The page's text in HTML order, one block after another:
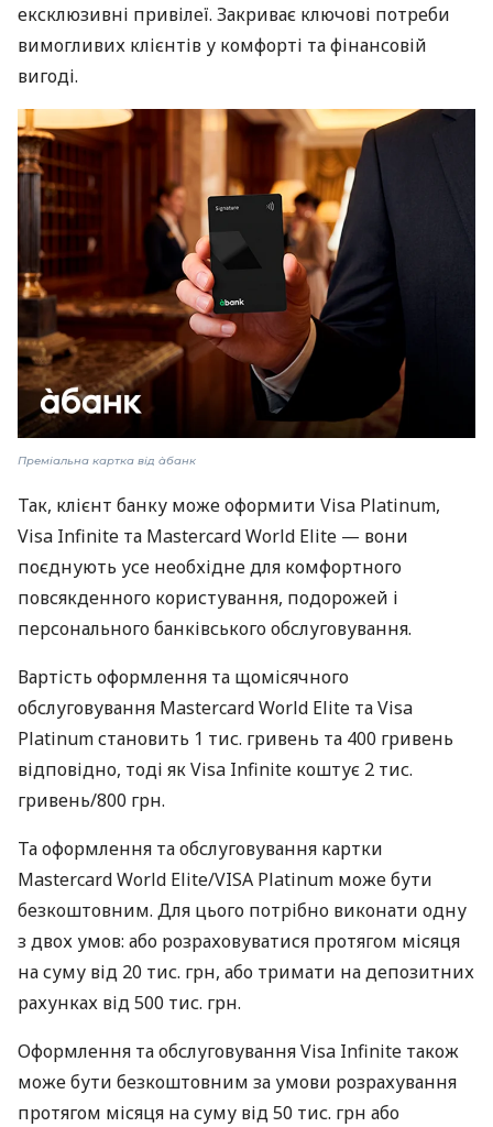
ексклюзивні привілеї. Закриває ключові потреби
вимогливих клієнтів у комфорті та фінансовій
вигоді.
Преміальна картка від àбанк
Так, клієнт банку може оформити Visa Platinum,
Visa Infinite та Mastercard World Elite — вони
поєднують усе необхідне для комфортного
повсякденного користування, подорожей і
персонального банківського обслуговування.
Вартість оформлення та щомісячного
обслуговування Mastercard World Elite та Visa
Platinum становить 1 тис. гривень та 400 гривень
відповідно, тоді як Visa Infinite коштує 2 тис.
гривень/800 грн.
Та оформлення та обслуговування картки
Mastercard World Elite/VISA Platinum може бути
безкоштовним. Для цього потрібно виконати одну
з двох умов: або розраховуватися протягом місяця
на суму від 20 тис. грн, або тримати на депозитних
рахунках від 500 тис. грн.
Оформлення та обслуговування Visa Infinite також
може бути безкоштовним за умови розрахування
протягом місяця на суму від 50 тис. грн або